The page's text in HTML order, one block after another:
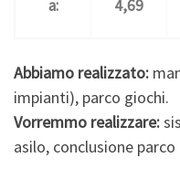
a:
4,69
Abbiamo realizzato:
impianti), parco giochi.
Vorremmo realizzare:
asilo, conclusione parco